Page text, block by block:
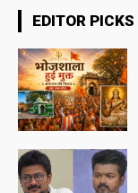
EDITOR PICKS